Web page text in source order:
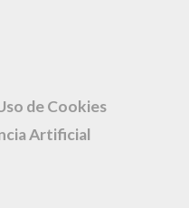
de Cookies
Artificial